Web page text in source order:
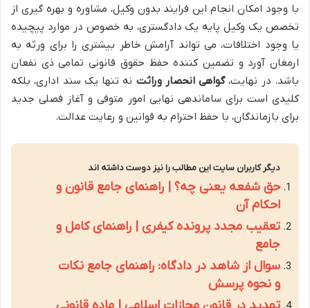
با وجود امکان انجام این فرایند بدون وکیل، مشاوره و بهره گیری از
تخصص یک وکیل پایه یک دادگستری، به خصوص در موارد پیچیده
یا وجود اختلافات، می تواند آرامش خاطر بیشتری را برای ورثه به
ارمغان آورد و تضمین کننده حفظ حقوق قانونی تمامی ذی نفعان
باشد. در نهایت،گواهی انحصار وراثت نه تنها یک سند اداری، بلکه
کلیدی است برای ساماندهی نهایی امور متوفی و آغاز فصلی جدید
برای بازماندگان، با حفظ احترام به قوانین و رعایت عدالت.
دیگر کاربران سایت این مطالب را نیز دوست داشته اند
حق شفعه یعنی چه؟ | راهنمای جامع قانون و
احکام آن
تعقیب مجدد پرونده کیفری | راهنمای کامل و
جامع
سوال از شاهد در دادگاه: راهنمای جامع نکات
و نحوه پرسش